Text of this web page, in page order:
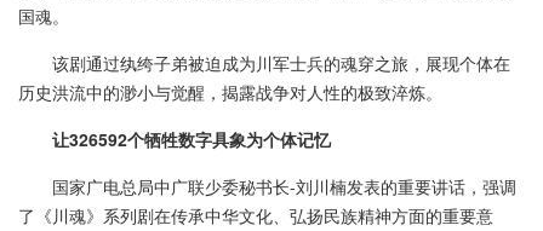
国魂。
该剧通过纨绔子弟被迫成为川军士兵的魂穿之旅，展现个体在
历史洪流中的渺小与觉醒，揭露战争对人性的极致淬炼。
让326592个牺牲数字具象为个体记忆
国家广电总局中广联少委秘书长-刘川楠发表的重要讲话，强调
了《川魂》系列剧在传承中华文化、弘扬民族精神方面的重要意